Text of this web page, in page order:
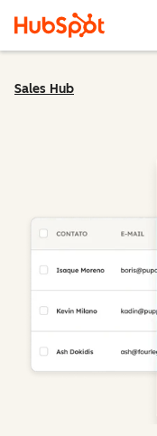
Sales Hub